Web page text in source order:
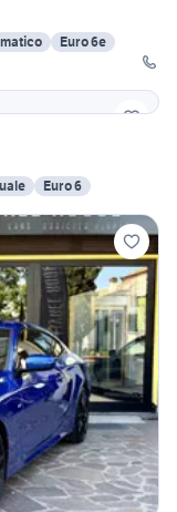
Euro 6e
Euro 6